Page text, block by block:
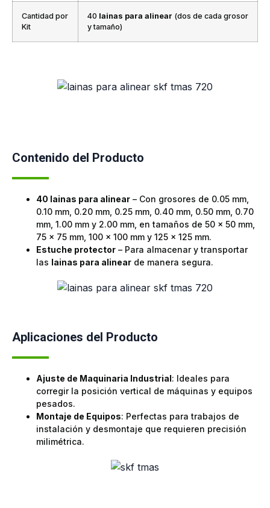
Cantidad por
Kit
40 lainas para alinear (dos de cada grosor
y tamaño)
Contenido del Producto
40 lainas para alinear – Con grosores de 0.05 mm,
0.10 mm, 0.20 mm, 0.25 mm, 0.40 mm, 0.50 mm, 0.70
mm, 1.00 mm y 2.00 mm, en tamaños de 50 x 50 mm,
75 x 75 mm, 100 x 100 mm y 125 x 125 mm.
Estuche protector – Para almacenar y transportar
las lainas para alinear de manera segura.
Aplicaciones del Producto
Ajuste de Maquinaria Industrial: Ideales para
corregir la posición vertical de máquinas y equipos
pesados.
Montaje de Equipos: Perfectas para trabajos de
instalación y desmontaje que requieren precisión
milimétrica.